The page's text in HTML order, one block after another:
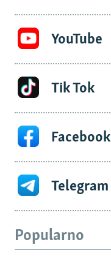
YouTube
Tik Tok
Facebook
Telegram
Popularno